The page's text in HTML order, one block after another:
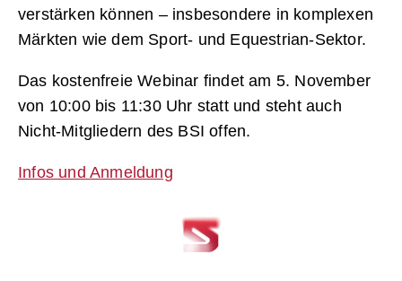
verstärken können – insbesondere in komplexen
Märkten wie dem Sport- und Equestrian-Sektor.
Das kostenfreie Webinar findet am 5. November
von 10:00 bis 11:30 Uhr statt und steht auch
Nicht-Mitgliedern des BSI offen.
Infos und Anmeldung